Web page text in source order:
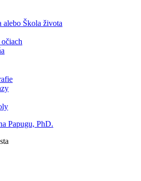
alebo Škola života
Papugu, PhD.